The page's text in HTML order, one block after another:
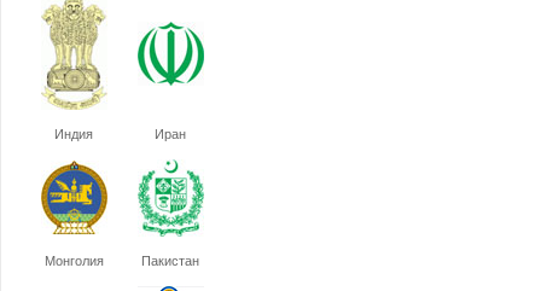
Индия Иран
Монголия Пакистан